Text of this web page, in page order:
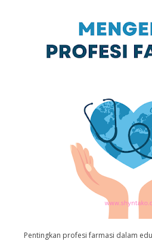
Pentingkan profesi farmasi dalam